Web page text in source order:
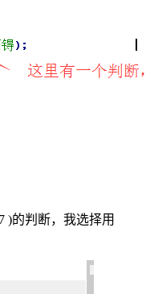
)的判断，我选择用